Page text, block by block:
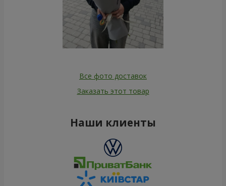
Все фото доставок
Заказать этот товар
Наши клиенты